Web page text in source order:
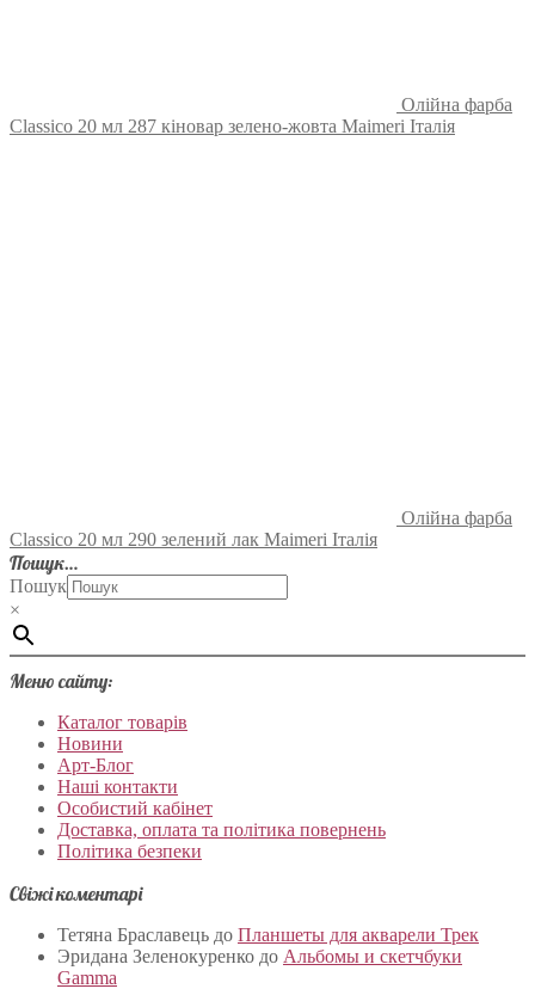
Олійна фарба
Classico 20 мл 287 кіновар зелено-жовта Maimeri Італія
Олійна фарба
Classico 20 мл 290 зелений лак Maimeri Італія
Пошук…
Пошук
×
Меню сайту:
Каталог товарів
Новини
Арт-Блог
Наші контакти
Особистий кабінет
Доставка, оплата та політика повернень
Політика безпеки
Свіжі коментарі
Тетяна Браславець до Планшеты для акварели Трек
Эридана Зеленокуренко до Альбомы и скетчбуки
Gamma